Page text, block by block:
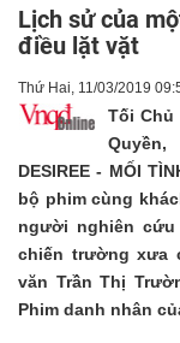
Lịch sử của
điều lặt vặt
Thứ Hai, 11/03/2019
Tối Chủ
DESIREE - MỐI
bộ phim cùng
người nghiên
chiến trường xưa
văn Trần Thị
Phim danh nhân